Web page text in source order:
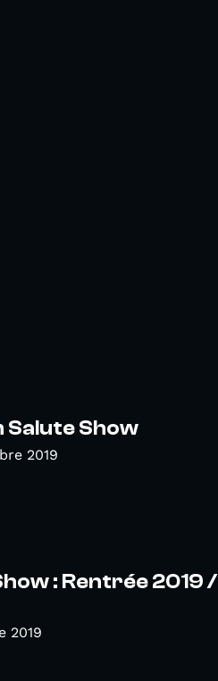
Salute Show
2019
: Rentrée 2019 /
2019